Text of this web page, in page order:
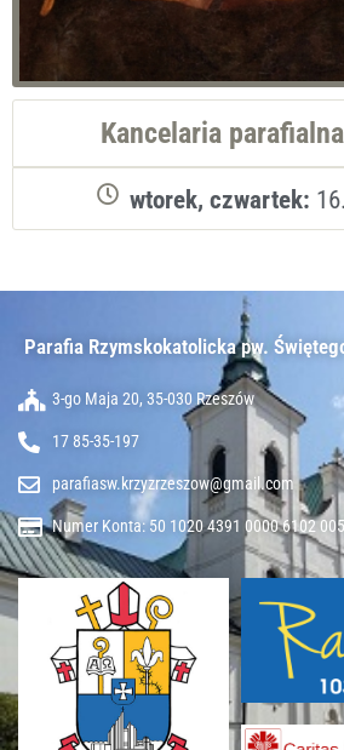
Kancelaria
wtorek, czwartek:
Parafia Rzymskokatolicka pw.
3-go Maja 20, 35-030 Rzeszów
17 85-35-197
parafiasw.krzyzrzeszow@gmail.com
Numer Konta: 50 1020 4391 0000 6102